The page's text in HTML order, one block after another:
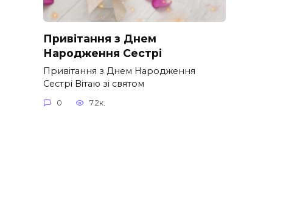
Привітання з Днем
Народження Сестрі
Привітання з Днем Народження
Сестрі Вітаю зі святом
0 7.2к.